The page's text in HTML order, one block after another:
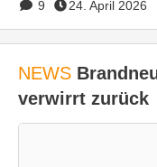
9 24. April 2026
NEWS
verwirrt zurück